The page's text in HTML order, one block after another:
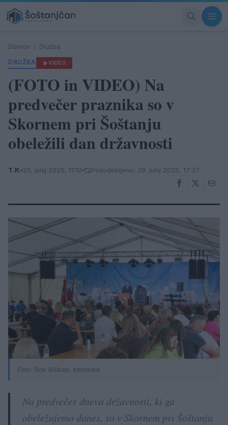
Domov / Družba
DRUŽBA
VIDEO
(FOTO in VIDEO) Na
predvečer praznika so v
Skornem pri Šoštanju
obeležili dan državnosti
T.R. 25. junij 2025, 11:12 Posodobljeno: 28. junij 2025, 17:37
Foto: Rok Biškop, knmedia
Na predvečer dneva državnosti, ki ga
obeležujemo danes, so v Skornem pri Šoštanju